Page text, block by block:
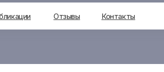
Контакты
Отзывы